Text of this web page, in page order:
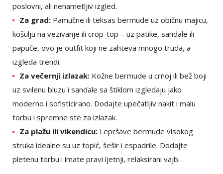
poslovni, ali nenametljiv izgled.
Za grad: Pamučne ili teksas bermude uz običnu majicu,
košulju na vezivanje ili crop-top – uz patike, sandale ili
papuče, ovo je outfit koji ne zahteva mnogo truda, a
izgleda trendi.
Za večernji izlazak: Kožne bermude u crnoj ili bež boji
uz svilenu bluzu i sandale sa štiklom izgledaju jako
moderno i sofisticirano. Dodajte upečatljiv nakit i malu
torbu i spremne ste za izlazak.
Za plažu ili vikendicu: Lepršave bermude visokog
struka idealne su uz topić, šešir i espadrile. Dodajte
pletenu torbu i imate pravi ljetnji, relaksirani vajb.